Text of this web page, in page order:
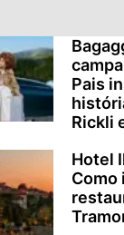
Pais
Rickli
Hotel
Como